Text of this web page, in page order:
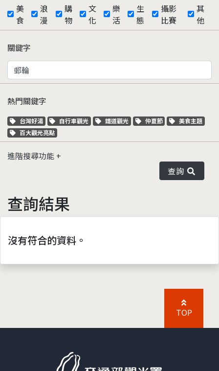
美
食
浪
漫
購
物
文
化
樂
活
生
態
攝影
比賽
其
他
關鍵字
熱門關鍵字
關鍵字標籤
台灣好湯 關鍵字標籤
自行車觀光 關鍵字標籤
鐵道觀光 關鍵字標籤
仲夏節 關鍵字標籤
美食主題
關鍵字標籤
百大觀光亮點
進階搜尋功能
查詢
查詢結果
沒有符合的資料。
TOP